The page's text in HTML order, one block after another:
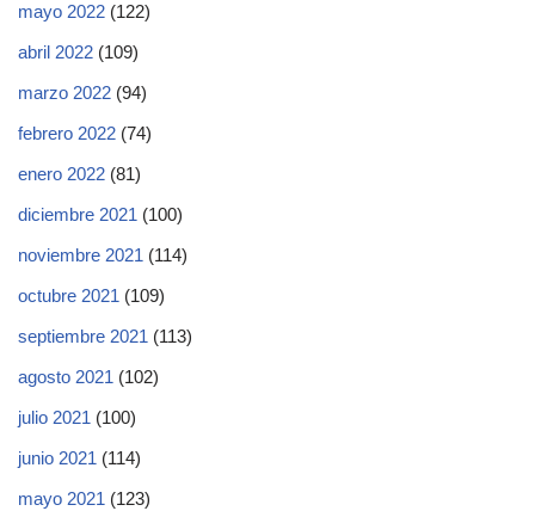
mayo 2022 (122)
abril 2022 (109)
marzo 2022 (94)
febrero 2022 (74)
enero 2022 (81)
diciembre 2021 (100)
noviembre 2021 (114)
octubre 2021 (109)
septiembre 2021 (113)
agosto 2021 (102)
julio 2021 (100)
junio 2021 (114)
mayo 2021 (123)